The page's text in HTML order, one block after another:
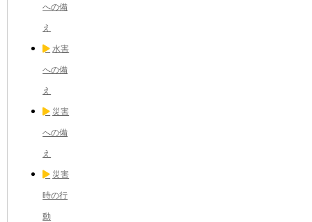
への備
え
水害
への備
え
災害
への備
え
災害
時の行
動